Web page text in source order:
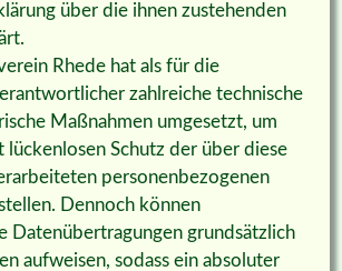
über die ihnen zustehenden
Rhede hat als für die
zahlreiche technische
Maßnahmen umgesetzt, um
lückenlosen Schutz der über diese
personenbezogenen
Dennoch können
Datenübertragungen grundsätzlich
aufweisen, sodass ein absoluter